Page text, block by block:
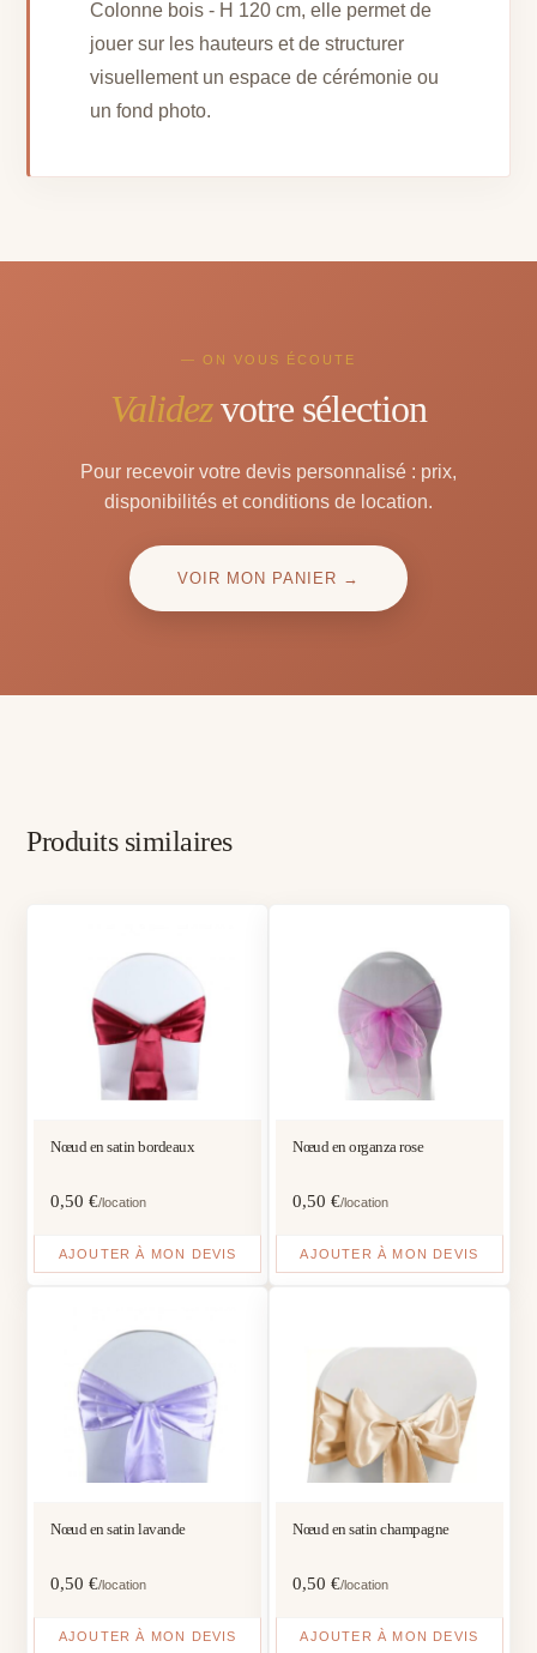
Colonne bois - H 120 cm, elle permet de
jouer sur les hauteurs et de structurer
visuellement un espace de cérémonie ou
un fond photo.
— ON VOUS ÉCOUTE
Validezvotre sélection
Pour recevoir votre devis personnalisé : prix,
disponibilités et conditions de location.
VOIR MON PANIER →
Produits similaires
Nœud en satin bordeaux
0,50€/location
AJOUTER À MON DEVIS
Nœud en organza rose
0,50 €/location
AJOUTER À MON DEVIS
Nœud en satin lavande
0,50€/location
AJOUTER À MON DEVIS
Nœud en satin champagne
0,50 €/location
AJOUTER À MON DEVIS